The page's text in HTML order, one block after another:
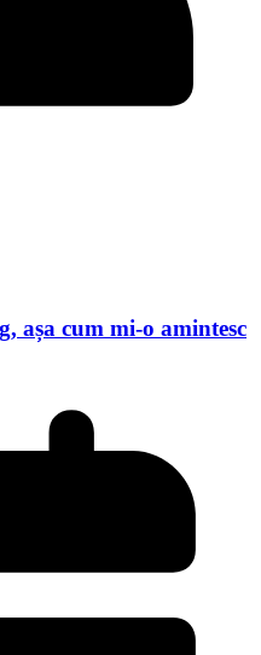
așa cum mi-o amintesc